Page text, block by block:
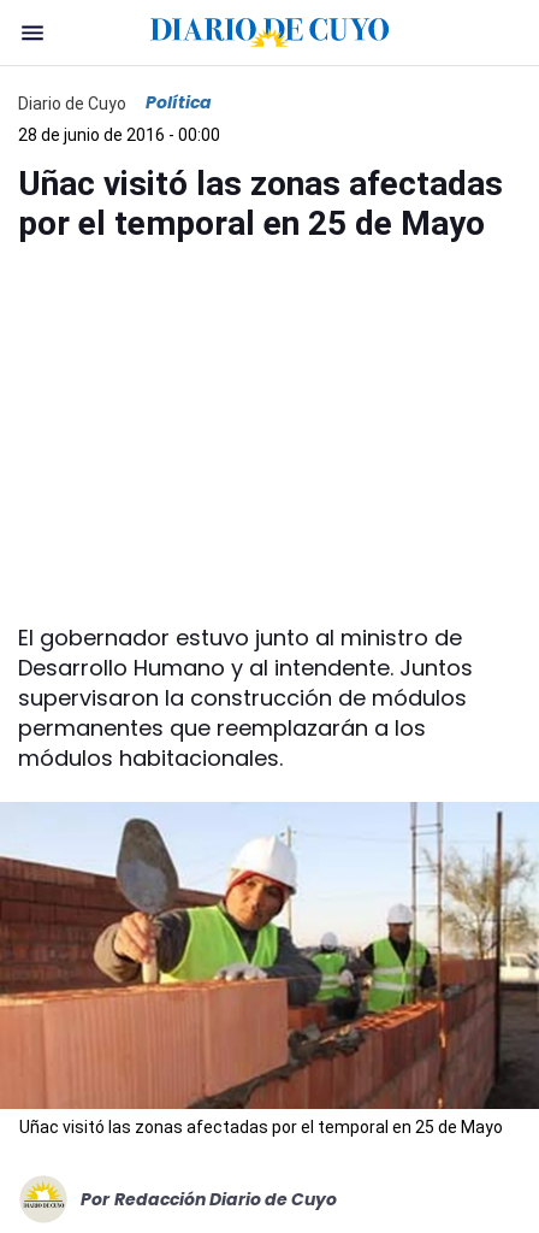
Diario de Cuyo Política
28 de junio de 2016 - 00:00
Uñac visitó las zonas afectadas
por el temporal en 25 de Mayo
El gobernador estuvo junto al ministro de
Desarrollo Humano y al intendente. Juntos
supervisaron la construcción de módulos
permanentes que reemplazarán a los
módulos habitacionales.
Uñac visitó las zonas afectadas por el temporal en 25 de Mayo
Por Redacción Diario de Cuyo